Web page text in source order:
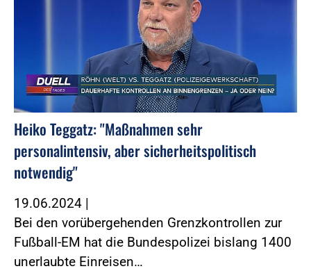
Heiko Teggatz: "Maßnahmen sehr
personalintensiv, aber sicherheitspolitisch
notwendig"
19.06.2024 |
Bei den vorübergehenden Grenzkontrollen zur
Fußball-EM hat die Bundespolizei bislang 1400
unerlaubte Einreisen…